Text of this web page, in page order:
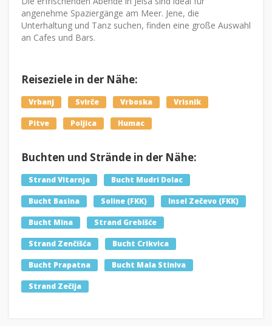
angenehme Spaziergänge am Meer. Jene, die
Unterhaltung und Tanz suchen, finden eine große Auswahl
an Cafes und Bars.
Reiseziele in der Nähe:
Vrbanj Svirče Vrboska Vrisnik
Pitve Poljica Humac
Buchten und Strände in der Nähe:
Strand Vitarnja Bucht Mudri Dolac
Bucht Basina Soline (FKK) Insel Zečevo (FKK)
Bucht Mina Strand Grebišće
Strand Zenčišća Bucht Crikvica
Bucht Prapatna Bucht Mala Stiniva
Strand Zečija